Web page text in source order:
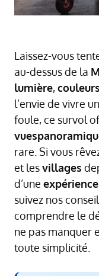
Laissez-vous
au-dessus de la
lumière,couleurs
l’envie de vivre un
foule, ce survol
rare. Si vous
et lesvillages
d’une expérience
suivez nos
comprendre le
ne pas manquer
toute simplicité.